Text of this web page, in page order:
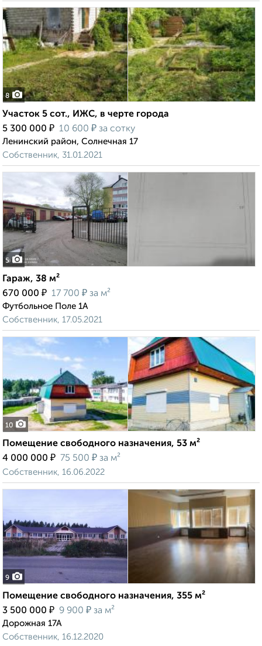
8
Участок 5 сот., ИЖС, в черте города
5 300 000 ₽ 10 600 ₽ за сотку
Ленинский район, Солнечная 17
Собственник, 31.01.2021
5
Гараж, 38 м²
670 000 ₽ 17 700 ₽ за м²
Футбольное Поле 1А
Собственник, 17.05.2021
10
Помещение свободного назначения, 53 м²
4 000 000 ₽ 75 500 ₽ за м²
Собственник, 16.06.2022
9
Помещение свободного назначения, 355 м²
3 500 000 ₽ 9 900 ₽ за м²
Дорожная 17А
Собственник, 16.12.2020